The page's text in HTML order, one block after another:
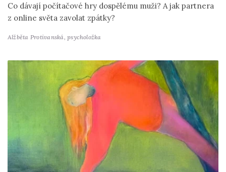
Co dávají počítačové hry dospělému muži? A jak partnera
z online světa zavolat zpátky?
Alžběta Protivanská,psycholožka